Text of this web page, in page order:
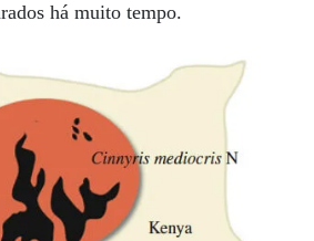
há muito tempo.